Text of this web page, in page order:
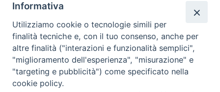
Seminario Vescovile di Treviso
p.tta Benedetto XI, 2
31100 Treviso
Informativa
Utilizziamo cookie o tecnologie simili per
finalità tecniche e, con il tuo consenso, anche per
altre finalità ("interazioni e funzionalità semplici",
"miglioramento dell'esperienza", "misurazione" e
"targeting e pubblicità") come specificato nella
cookie policy.